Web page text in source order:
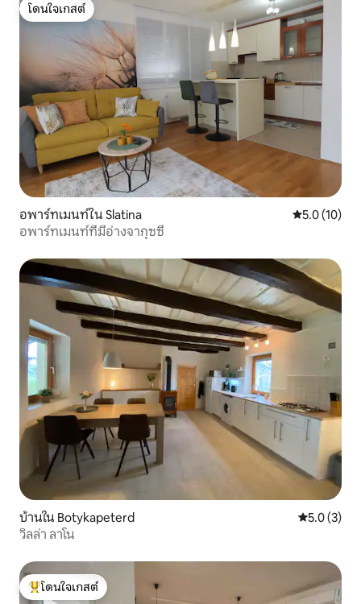
โดนใจเกสต์
โดนใจเกสต์
อพาร์ทเมนท์ใน Slatina คะแนนเฉลี่ย
5.0 (10)
อพาร์ทเมนท์ที่มีอ่างจากุซซี่
บ้านใน Botykapeterd คะแนนเฉลี่
5.0 (3)
วิลล่า ลาโน
โดนใจเกสต์ที่สุด
โดนใจเกสต์